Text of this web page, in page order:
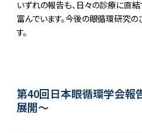
いずれの報告も、日々の診療に直
富んでいます。今後の眼循環研究
す。
第40回日本眼循環学会
展開～